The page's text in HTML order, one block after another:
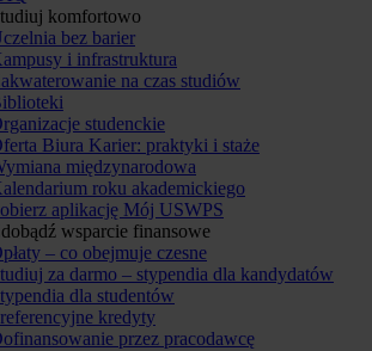
komfortowo
bez barier
i infrastruktura
na czas studiów
studenckie
Biura Karier: praktyki i staże
międzynarodowa
roku akademickiego
aplikację Mój USWPS
wsparcie finansowe
– co obejmuje czesne
za darmo – stypendia dla kandydatów
dla studentów
kredyty
przez pracodawcę